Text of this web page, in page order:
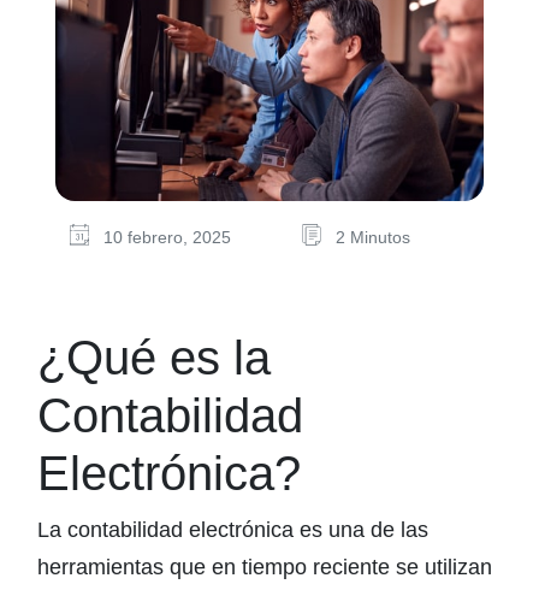
10 febrero, 2025 2 Minutos
¿Qué es la
Contabilidad
Electrónica?
La contabilidad electrónica es una de las
herramientas que en tiempo reciente se utilizan